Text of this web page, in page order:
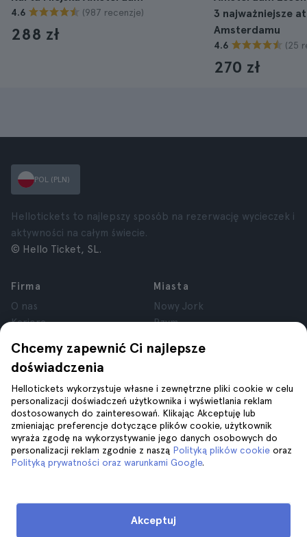
4.6 (987 recenzje)
288 zł
3 najważniejsze
Amsterdamu
4.6 (25
270 zł
Chcemy zapewnić Ci najlepsze
doświadczenia
Hellotickets wykorzystuje własne i zewnętrzne pliki cookie w celu
personalizacji doświadczeń użytkownika i wyświetlania reklam
dostosowanych do zainteresowań. Klikając Akceptuję lub
zmieniając preferencje dotyczące plików cookie, użytkownik
wyraża zgodę na wykorzystywanie jego danych osobowych do
personalizacji reklam zgodnie z naszą Polityką plików cookie oraz
Polityką prywatności oraz warunkami Google.
Akceptuj
POL (PLN)
Hellotickets to najlepszy sposób na rezerwację wycieczek i
aktywności na całym świecie.
© Hello Ticket, SL.
Firma
O nas
Kariera
Recenzje
Prywatność
Regulamin
Informacje prawne
Pliki cookie
Miasta
Nowy Jork
Rzym
Londyn
Kraków
Tenerife
Pomoc
Dołącz do nas na